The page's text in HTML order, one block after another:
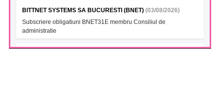
BITTNET SYSTEMS SA BUCURESTI (BNET) (03/08/2026)
Subscriere obligatiuni BNET31E membru Consiliul de
administratie